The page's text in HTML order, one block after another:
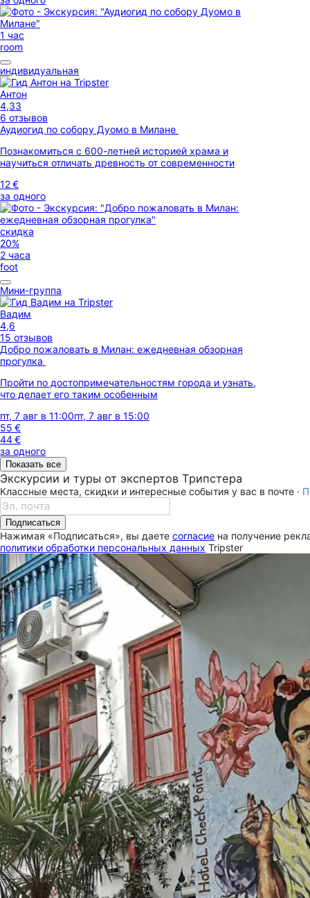
1 час
room
индивидуальная
Антон
4,33
6 отзывов
Аудиогид по собору Дуомо в Милане
Познакомиться с 600-летней историей храма и
научиться отличать древность от современности
12 €
за одного
скидка
20%
2 часа
foot
Мини-группа
Вадим
4,6
15 отзывов
Добро пожаловать в Милан: ежедневная обзорная
прогулка
Пройти по достопримечательностям города и узнать,
что делает его таким особенным
пт, 7 авг в 11:00пт, 7 авг в 15:00
55 €
44 €
за одного
Показать все
Экскурсии и туры от экспертов Трипстера
Классные места, скидки и интересные события у вас в почте ·
Подписаться
Нажимая «Подписаться», вы даете согласие на получение
политики обработки персональных данных Tripster